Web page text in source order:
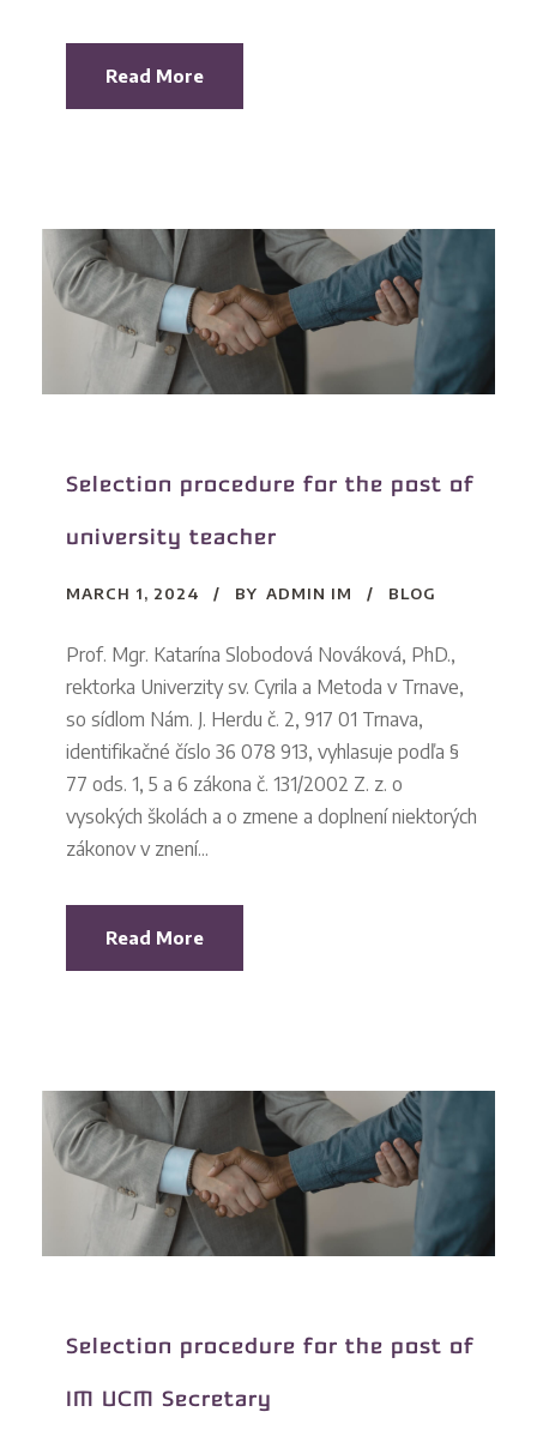
Read More
Selection procedure for the post of
university teacher
MARCH 1, 2024 BY ADMIN IM BLOG
Prof. Mgr. Katarína Slobodová Nováková, PhD.,
rektorka Univerzity sv. Cyrila a Metoda v Trnave,
so sídlom Nám. J. Herdu č. 2, 917 01 Trnava,
identifikačné číslo 36 078 913, vyhlasuje podľa §
77 ods. 1, 5 a 6 zákona č. 131/2002 Z. z. o
vysokých školách a o zmene a doplnení niektorých
zákonov v znení...
Read More
Selection procedure for the post of
IM UCM Secretary